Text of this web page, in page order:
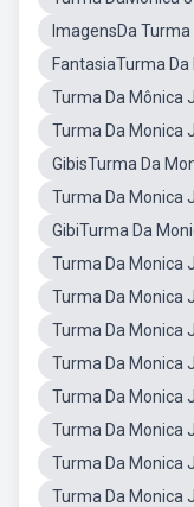
ImagensDa
FantasiaTurma Da
Turma Da Mônica
Turma Da Monica
GibisTurma Da
Turma Da Monica
GibiTurma Da
Turma Da Monica
Turma Da Monica
Turma Da Monica
Turma Da Monica
Turma Da Monica
Turma Da Monica
Turma Da Monica
Turma Da Monica